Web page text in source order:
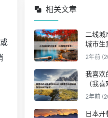
相关文章
二线城
城市生
2年前
我喜欢
（我
0字左
2年前
日本开